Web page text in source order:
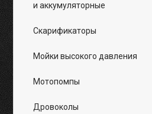
и аккумуляторные
Скарификаторы
Мойки высокого давления
Мотопомпы
Дровоколы